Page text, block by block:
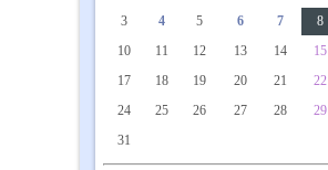
3
4 5 6 7 8
10
11 12 13 14 15
17
18 19 20 21 22
24
25 26 27 28 29
31